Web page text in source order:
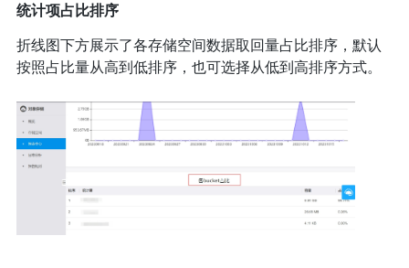
统计项占比排序
折线图下方展示了各存储空间数据取回量占比排序，默认
按照占比量从高到低排序，也可选择从低到高排序方式。